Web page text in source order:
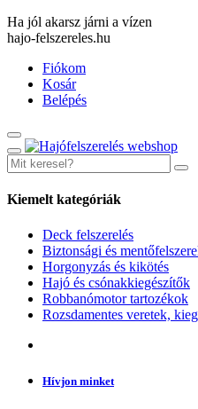
Ha jól akarsz járni a vízen
hajo-felszereles.hu
Fiókom
Kosár
Belépés
Kiemelt kategóriák
Deck felszerelés
Biztonsági és
Horgonyzás és kikötés
Hajó és csónakkiegészítők
Robbanómotor tartozékok
Rozsdamentes veretek,
Hívjon minket